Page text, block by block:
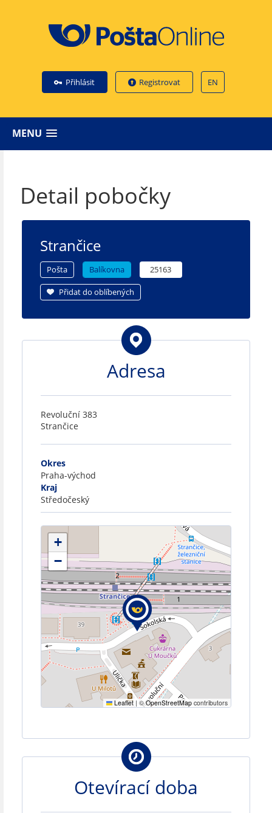
Přihlásit Registrovat EN
MENU
Detail pobočky
Strančice
Pošta Balíkovna 25163
Přidat do oblíbených
Adresa
Revoluční 383
Strančice
Okres
Praha-východ
Kraj
Středočeský
+
−
Leaflet | ©OpenStreetMap contributors
Otevírací doba